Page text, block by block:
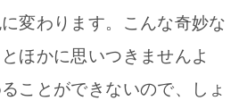
変わります。こんな奇妙な
ほかに思いつきませんよ
ことができないので、しょ